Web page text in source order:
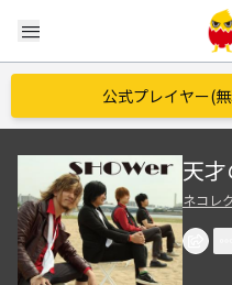
menu
公式プレイヤー(
天
ネコレ